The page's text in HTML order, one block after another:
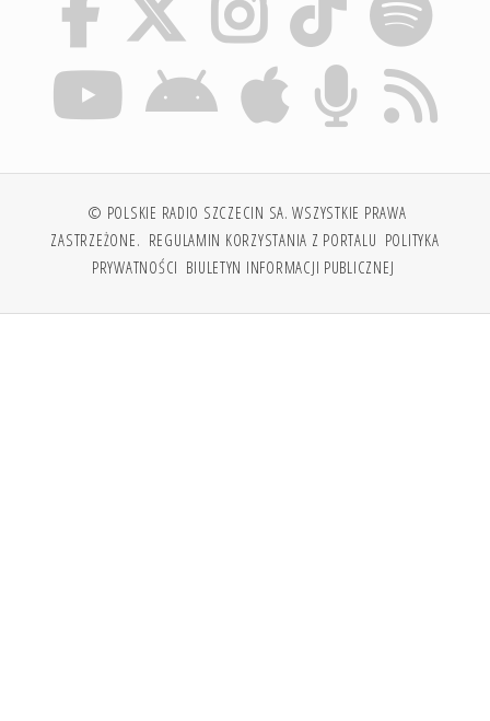
© POLSKIE RADIO SZCZECIN SA. WSZYSTKIE PRAWA
ZASTRZEŻONE. REGULAMIN KORZYSTANIA Z PORTALU POLITYKA
PRYWATNOŚCI BIULETYN INFORMACJI PUBLICZNEJ